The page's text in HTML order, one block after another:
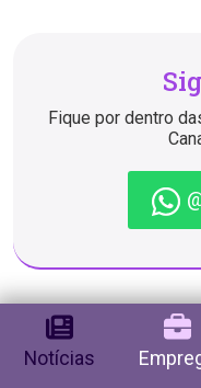
Fique por dentro
Notícias